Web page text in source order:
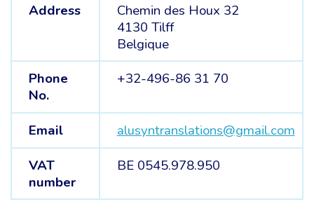
Address
Chemin des Houx 32
4130 Tilff
Belgique
Phone
No.
+32-496-86 31 70
Email
alusyntranslations@gmail.com
VAT
number
BE 0545.978.950